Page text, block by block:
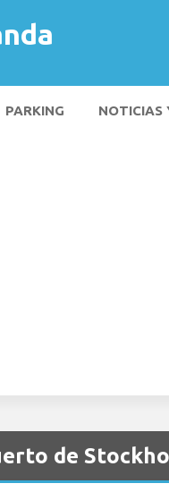
PARKING NOTICIAS
de